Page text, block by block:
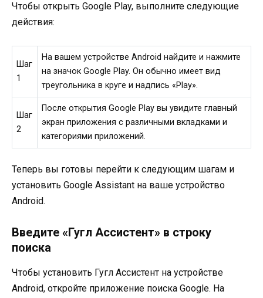
Чтобы открыть Google Play, выполните следующие
действия:
Шаг
1
На вашем устройстве Android найдите и нажмите
на значок Google Play. Он обычно имеет вид
треугольника в круге и надпись «Play».
Шаг
2
После открытия Google Play вы увидите главный
экран приложения с различными вкладками и
категориями приложений.
Теперь вы готовы перейти к следующим шагам и
установить Google Assistant на ваше устройство
Android.
Введите «Гугл Ассистент» в строку
поиска
Чтобы установить Гугл Ассистент на устройстве
Android, откройте приложение поиска Google. На